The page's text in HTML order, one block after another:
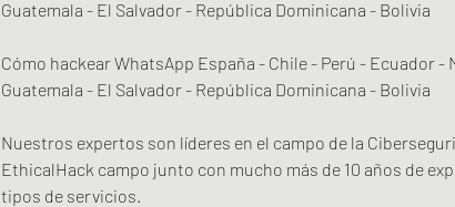
Guatemala - El Salvador - República Dominicana - Bolivia
Cómo hackear WhatsApp España - Chile - Perú - Ecuador -
Guatemala - El Salvador - República Dominicana - Bolivia
Nuestros expertos son líderes en el campo de la
EthicalHack campo junto con mucho más de 10 años de
tipos de servicios.